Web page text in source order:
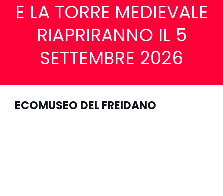
E LA TORRE MEDIEVALE
RIAPRIRANNO IL 5
SETTEMBRE 2026
ECOMUSEO DEL FREIDANO